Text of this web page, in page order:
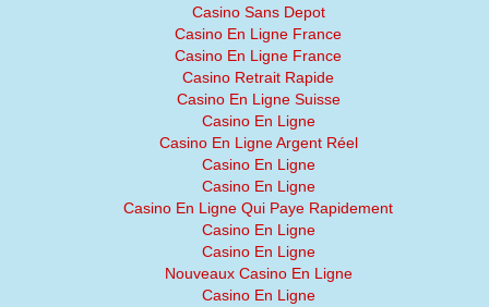
Casino Sans Depot
Casino En Ligne France
Casino En Ligne France
Casino Retrait Rapide
Casino En Ligne Suisse
Casino En Ligne
Casino En Ligne Argent Réel
Casino En Ligne
Casino En Ligne
Casino En Ligne Qui Paye Rapidement
Casino En Ligne
Casino En Ligne
Nouveaux Casino En Ligne
Casino En Ligne